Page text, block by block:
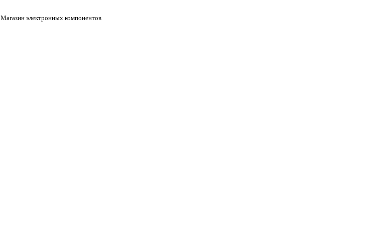
Магазин электронных компонентов